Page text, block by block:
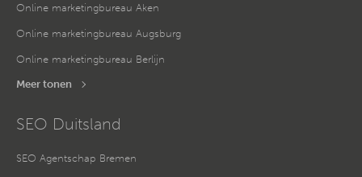
Online marketingbureau Aken
Online marketingbureau Augsburg
Online marketingbureau Berlijn
Meer tonen
SEO Duitsland
SEO Agentschap Bremen